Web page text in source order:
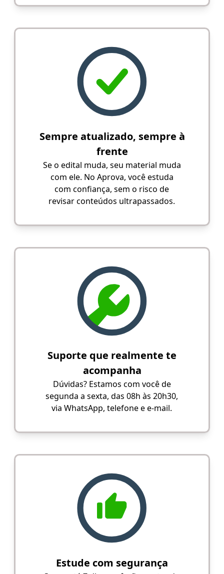
Sempre atualizado, sempre à
frente
Se o edital muda, seu material muda
com ele. No Aprova, você estuda
com confiança, sem o risco de
revisar conteúdos ultrapassados.
Suporte que realmente te
acompanha
Dúvidas? Estamos com você de
segunda a sexta, das 08h às 20h30,
via WhatsApp, telefone e e-mail.
Estude com segurança